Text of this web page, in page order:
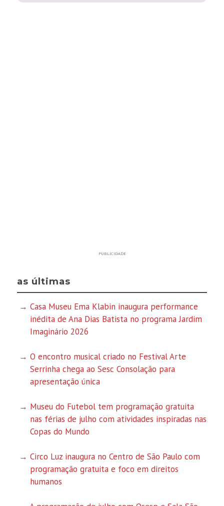
PUBLICIDADE
as últimas
Casa Museu Ema Klabin inaugura performance
inédita de Ana Dias Batista no programa Jardim
Imaginário 2026
O encontro musical criado no Festival Arte
Serrinha chega ao Sesc Consolação para
apresentação única
Museu do Futebol tem programação gratuita
nas férias de julho com atividades inspiradas nas
Copas do Mundo
Circo Luz inaugura no Centro de São Paulo com
programação gratuita e foco em direitos
humanos